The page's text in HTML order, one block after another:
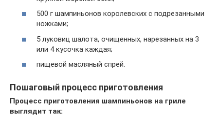
500 г шампиньонов королевских с подрезанными
ножками;
5 луковиц шалота, очищенных, нарезанных на 3
или 4 кусочка каждая;
пищевой масляный спрей.
Пошаговый процесс приготовления
Процесс приготовления шампиньонов на гриле
выглядит так: